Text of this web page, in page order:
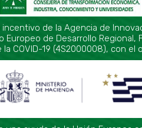
incentivo de la Agencia de
Europeo de Desarrollo
COVID-19 (4S2000008), con